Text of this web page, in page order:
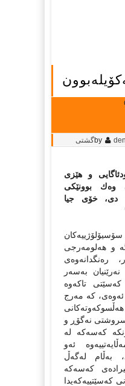
byگشتی
و هێزى
وەك بوونێكى
دى، خۆى جیا
و هەلومەرجى
رەنگدانەوەى
بەسەر
تاكەوە
كە مەرج
نەگۆڕ و
كەسەكە لە
ئەو
بەڵام لەگەڵ
كەسەكە
كەسێتییەكەیدا